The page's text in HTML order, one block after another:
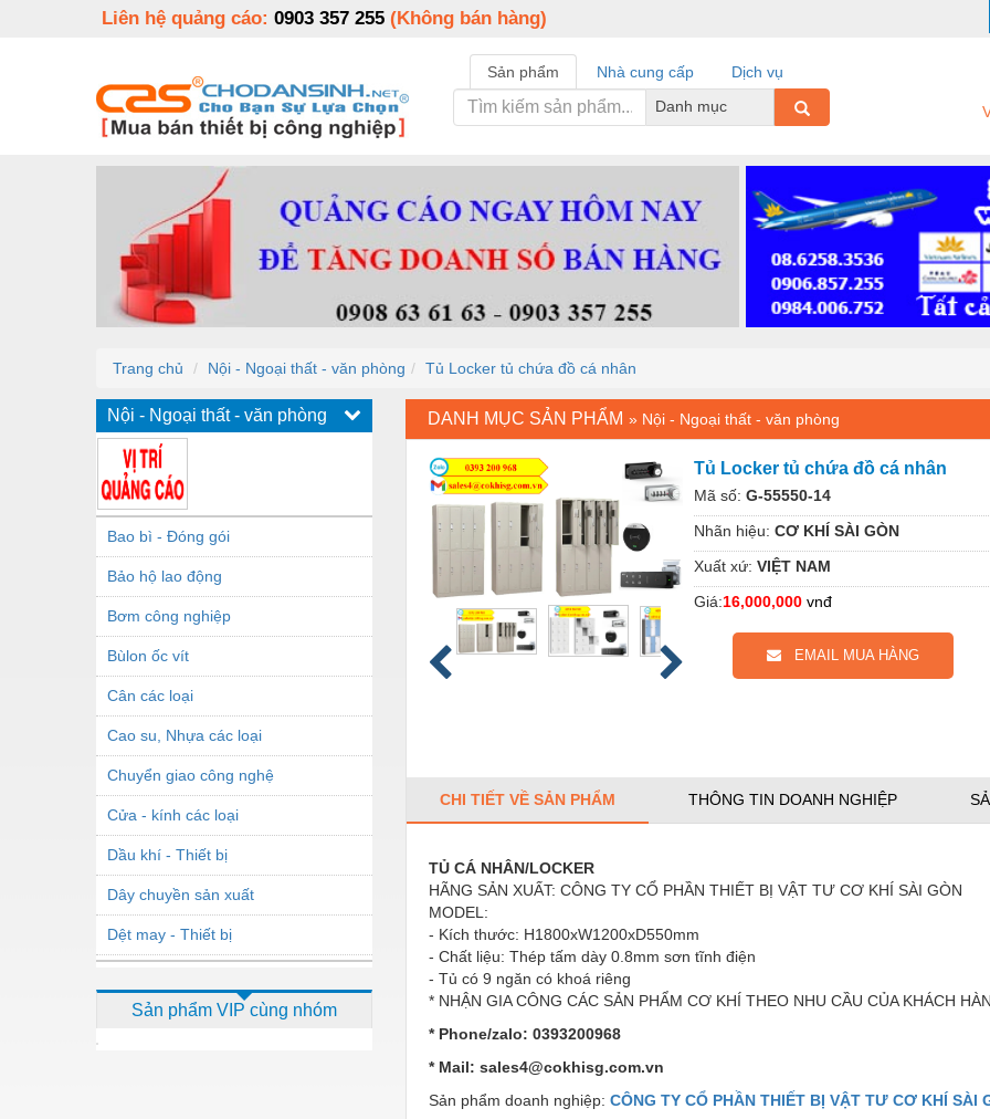
Liên hệ quảng cáo: 0903 357 255 (Không bán hàng)
Sản phẩm Nhà cung cấp
Dịch vụ
Danh mục
Trang chủ Nội - Ngoại thất - văn phòng Tủ Locker tủ chứa đồ cá nhân
Nội - Ngoại thất - văn phòng
Bao bì - Đóng gói
Bảo hộ lao động
Bơm công nghiệp
Bùlon ốc vít
Cân các loại
Cao su, Nhựa các loại
Chuyển giao công nghệ
Cửa - kính các loại
Dầu khí - Thiết bị
Dây chuyền sản xuất
Dệt may - Thiết bị
Dịch vụ - Thi công
Sản phẩm VIP cùng nhóm
DANH MỤC SẢN PHẨM » Nội - Ngoại thất - văn phòng
Tủ Locker tủ chứa đồ cá nhân
Mã số: G-55550-14
Nhãn hiệu: CƠ KHÍ SÀI GÒN
Xuất xứ: VIỆT NAM
Giá:16,000,000 vnđ
EMAIL MUA HÀNG
CHI TIẾT VỀ SẢN PHẨM THÔNG TIN DOANH NGHIỆP
TỦ CÁ NHÂN/LOCKER
HÃNG SẢN XUẤT: CÔNG TY CỔ PHẦN THIẾT BỊ VẬT TƯ CƠ KHÍ SÀI GÒN
MODEL:
- Kích thước: H1800xW1200xD550mm
- Chất liệu: Thép tấm dày 0.8mm sơn tĩnh điện
- Tủ có 9 ngăn có khoá riêng
* NHẬN GIA CÔNG CÁC SẢN PHẨM CƠ KHÍ THEO NHU CẦU CỦA KHÁCH
* Phone/zalo: 0393200968
* Mail: sales4@cokhisg.com.vn
Sản phẩm doanh nghiệp: CÔNG TY CỔ PHẦN THIẾT BỊ VẬT TƯ CƠ KHÍ SÀI